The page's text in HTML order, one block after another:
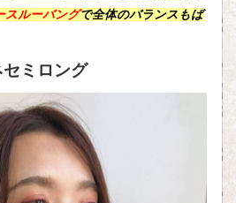
スルーバングで全体のバランスもば
ミロング